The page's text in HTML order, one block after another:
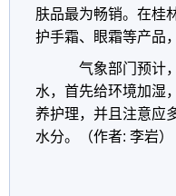
肤品最为畅销。在桂
护手霜、眼霜等产品
气象部门预计
水，首先给环境加湿
养护理，并且注意应
水分。（作者: 李岩）